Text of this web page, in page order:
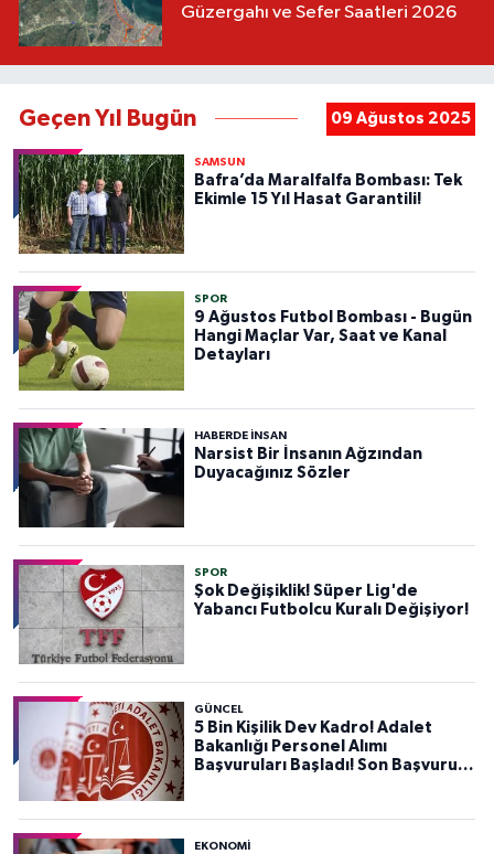
Güzergahı ve Sefer Saatleri 2026
Geçen Yıl Bugün 09 Ağustos 2025
SAMSUN
Bafra’da Maralfalfa Bombası: Tek
Ekimle 15 Yıl Hasat Garantili!
SPOR
9 Ağustos Futbol Bombası - Bugün
Hangi Maçlar Var, Saat ve Kanal
Detayları
HABERDE INSAN
Narsist Bir İnsanın Ağzından
Duyacağınız Sözler
SPOR
Şok Değişiklik! Süper Lig'de
Yabancı Futbolcu Kuralı Değişiyor!
GÜNCEL
5 Bin Kişilik Dev Kadro! Adalet
Bakanlığı Personel Alımı
Başvuruları Başladı! Son Başvuru
EKONOMİ